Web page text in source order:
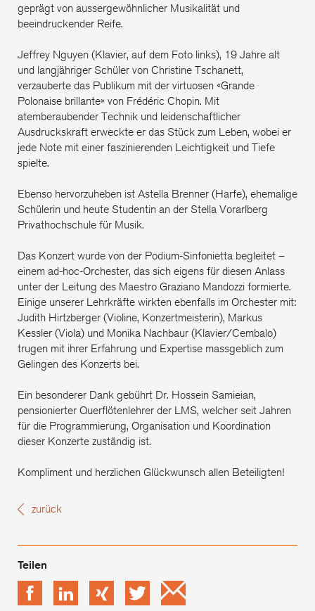
geprägt von aussergewöhnlicher Musikalität und
beeindruckender Reife.
Jeffrey Nguyen (Klavier, auf dem Foto links), 19 Jahre alt
und langjähriger Schüler von Christine Tschanett,
verzauberte das Publikum mit der virtuosen «Grande
Polonaise brillante» von Frédéric Chopin. Mit
atemberaubender Technik und leidenschaftlicher
Ausdruckskraft erweckte er das Stück zum Leben, wobei er
jede Note mit einer faszinierenden Leichtigkeit und Tiefe
spielte.
Ebenso hervorzuheben ist Astella Brenner (Harfe), ehemalige
Schülerin und heute Studentin an der Stella Vorarlberg
Privathochschule für Musik.
Das Konzert wurde von der Podium-Sinfonietta begleitet –
einem ad-hoc-Orchester, das sich eigens für diesen Anlass
unter der Leitung des Maestro Graziano Mandozzi formierte.
Einige unserer Lehrkräfte wirkten ebenfalls im Orchester mit:
Judith Hirtzberger (Violine, Konzertmeisterin), Markus
Kessler (Viola) und Monika Nachbaur (Klavier/Cembalo)
trugen mit ihrer Erfahrung und Expertise massgeblich zum
Gelingen des Konzerts bei.
Ein besonderer Dank gebührt Dr. Hossein Samieian,
pensionierter Querflötenlehrer der LMS, welcher seit Jahren
für die Programmierung, Organisation und Koordination
dieser Konzerte zuständig ist.
Kompliment und herzlichen Glückwunsch allen Beteiligten!
zurück
Facebook LinkedIn xing Twitter